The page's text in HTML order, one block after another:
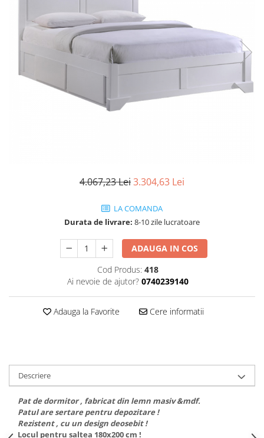
Set mobilier Living
Seturi masa +scaune dining
Suporturi saltea/Somiere/Gratii
pentru pat
4.067,23 Lei3.304,63 Lei
LA COMANDA
Durata de livrare: 8-10 zile lucratoare
ADAUGA IN COS
Cod Produs: 418
Ai nevoie de ajutor? 0740239140
Adauga la Favorite Cere informatii
Descriere
Pat de dormitor , fabricat din lemn masiv &mdf.
Patul are sertare pentru depozitare !
Rezistent , cu un design deosebit !
Locul pentru saltea 180x200 cm !